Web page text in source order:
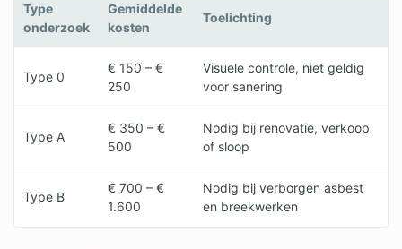
Type
onderzoek
Gemiddelde
kosten
Toelichting
Type 0
€ 150 – €
250
Visuele controle, niet geldig
voor sanering
Type A
€ 350 – €
500
Nodig bij renovatie, verkoop
of sloop
Type B
€ 700 – €
1.600
Nodig bij verborgen asbest
en breekwerken